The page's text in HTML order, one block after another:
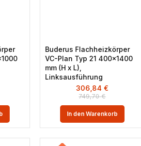
Buderus Flachheizkörper
VC-Plan Typ 21 400×1400
mm (H x L),
Linksausführung
749,70€
306,84 €
In den Warenkorb